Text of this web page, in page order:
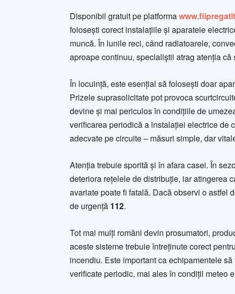
Disponibil gratuit pe platforma
folosești corect instalațiile și aparatele
muncă. În lunile reci, când radiatoarele,
aproape continuu, specialiștii atrag atenția
În locuință, este esențial să folosești doar
Prizele suprasolicitate pot provoca
devine și mai periculos în condițiile de
verificarea periodică a instalației electrice de
adecvate pe circuite – măsuri simple, dar
Atenția trebuie sporită și în afara casei. În
deteriora rețelele de distribuție, iar atingerea
avariate poate fi fatală. Dacă observi o astfel
de urgență 112.
Tot mai mulți români devin prosumatori,
aceste sisteme trebuie întreținute corect
incendiu. Este important ca echipamentele
verificate periodic, mai ales în condiții meteo